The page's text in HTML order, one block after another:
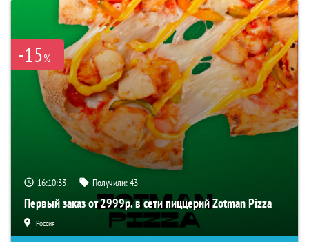
-15%
16:10:33 Получили:43
Первый заказ от 2999р. в сети пиццерий Zotman Pizza
Россия